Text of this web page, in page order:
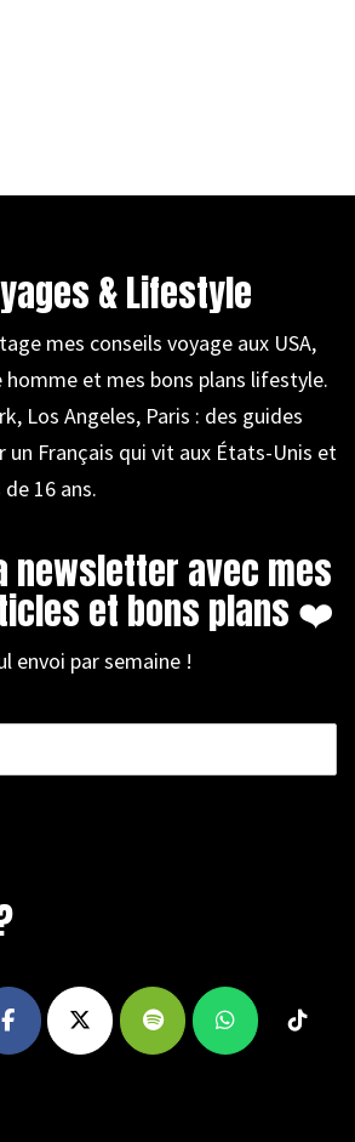
& Lifestyle
mes conseils voyage aux USA,
et mes bons plans lifestyle.
Los Angeles, Paris : des guides
un Français qui vit aux États-Unis et
16 ans.
newsletter avec mes
et bons plans ❤️
envoi par semaine !